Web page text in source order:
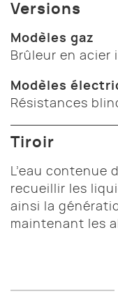
Versions
Modèles gaz
Brûleur en acier
Modèles
Résistances
Tiroir
L’eau contenue
recueillir les
ainsi la
maintenant les